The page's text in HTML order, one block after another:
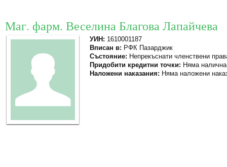
Маг. фарм. Веселина Благова Лапайчева
УИН: 1610001187
Вписан в: РФК Пазарджик
Състояние: Непрекъснати членствени
Придобити кредитни точки: Няма
Наложени наказания: Няма наложени